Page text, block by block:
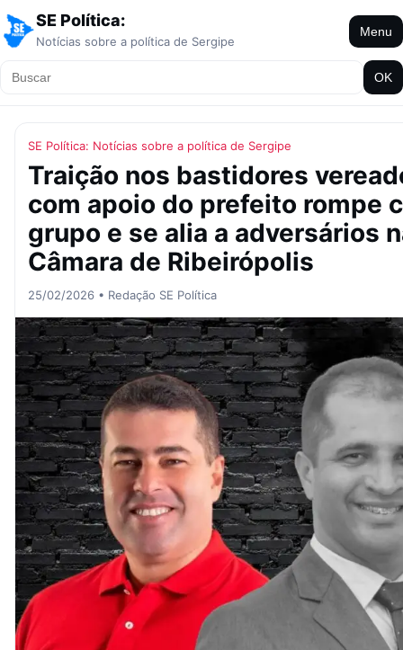
SE Política:
Notícias sobre a política de Sergipe
Menu
OK
SE Política: Notícias sobre a política de Sergipe
Traição nos bastidores
com apoio do prefeito rompe
grupo e se alia a adversários
Câmara de Ribeirópolis
25/02/2026 • Redação SE Política